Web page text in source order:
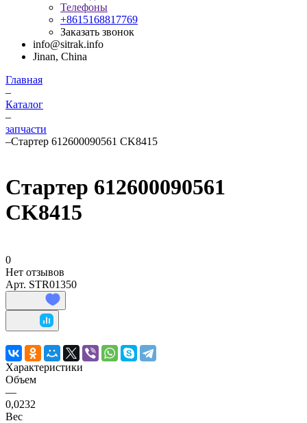
Телефоны
+8615168817769
Заказать звонок
info@sitrak.info
Jinan, China
Главная
–
Каталог
–
запчасти
–Стартер 612600090561 CK8415
Стартер 612600090561
CK8415
0
Нет отзывов
Арт. STR01350
Характеристики
Объем
—
0,0232
Вес